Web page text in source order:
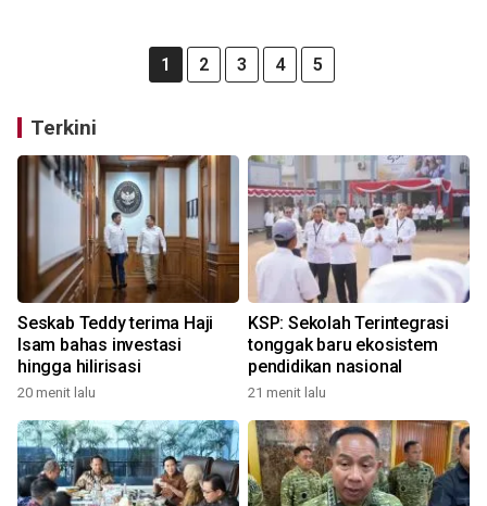
1 2 3 4 5
Terkini
Seskab Teddy terima Haji
Isam bahas investasi
hingga hilirisasi
20 menit lalu
KSP: Sekolah Terintegrasi
tonggak baru ekosistem
pendidikan nasional
21 menit lalu